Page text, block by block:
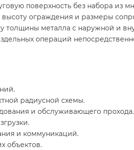
поверхность без набора из
ограждения и размеры
металла с наружной и
операций
радиусной схемы.
и обслуживающего прохода.
и коммуникаций.
объектов.